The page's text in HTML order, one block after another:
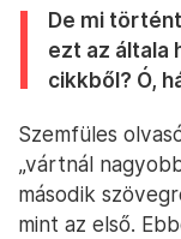
De mi
ezt az általa
cikkből? Ó,
Szemfüles
„vártnál
második
mint az első.